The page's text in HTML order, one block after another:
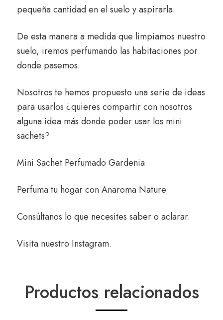
pequeña cantidad en el suelo y aspirarla.
De esta manera a medida que limpiamos nuestro
suelo, iremos perfumando las habitaciones por
donde pasemos.
Nosotros te hemos propuesto una serie de ideas
para usarlos ¿quieres compartir con nosotros
alguna idea más donde poder usar los mini
sachets?
Mini Sachet Perfumado Gardenia
Perfuma tu hogar conAnaroma Nature
Consúltanos lo que necesites saber o aclarar.
Visita nuestro Instagram.
Productos relacionados